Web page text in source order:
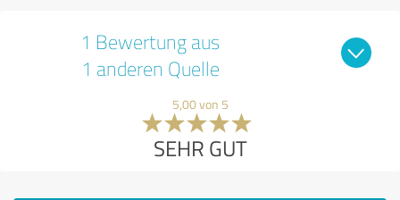
1 Bewertung aus
1 anderen Quelle
5,00 von 5
SEHR GUT